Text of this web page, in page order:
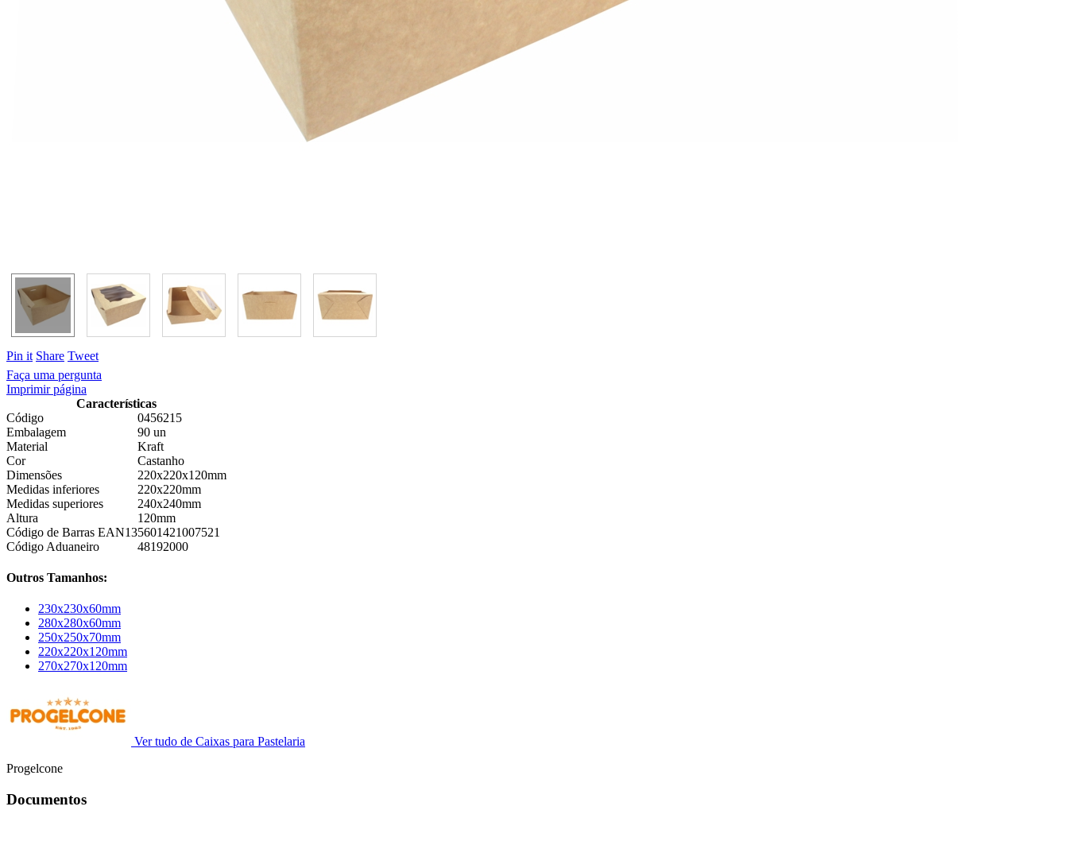
Pin it Share Tweet
Faça uma pergunta
Imprimir página
Características
Código
0456215
Embalagem
90 un
Material
Kraft
Cor
Castanho
Dimensões
220x220x120mm
Medidas inferiores
220x220mm
Medidas superiores
240x240mm
Altura
120mm
Código de Barras EAN135601421007521
Código Aduaneiro
48192000
Outros Tamanhos:
230x230x60mm
280x280x60mm
250x250x70mm
220x220x120mm
270x270x120mm
Ver tudo de Caixas para Pastelaria
Progelcone
Documentos